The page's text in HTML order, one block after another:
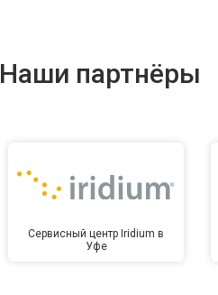
Наши партнёры
Сервисный центр Iridium в
Уфе